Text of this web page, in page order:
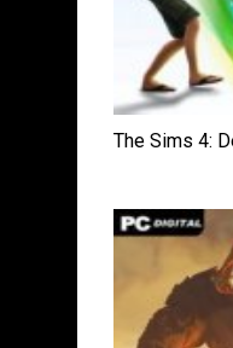
The Sims 4: